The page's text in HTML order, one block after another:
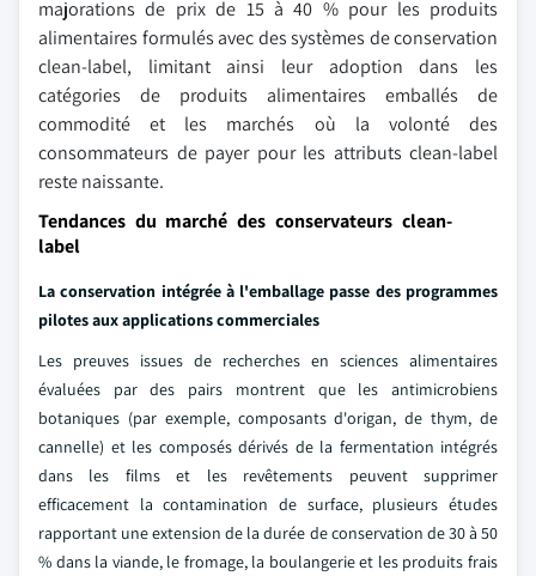
majorations de prix de 15 à 40 % pour les produits
alimentaires formulés avec des systèmes de conservation
clean-label, limitant ainsi leur adoption dans les
catégories de produits alimentaires emballés de
commodité et les marchés où la volonté des
consommateurs de payer pour les attributs clean-label
reste naissante.
Tendances du marché des conservateurs clean-
label
La conservation intégrée à l'emballage passe des programmes
pilotes aux applications commerciales
Les preuves issues de recherches en sciences alimentaires
évaluées par des pairs montrent que les antimicrobiens
botaniques (par exemple, composants d'origan, de thym, de
cannelle) et les composés dérivés de la fermentation intégrés
dans les films et les revêtements peuvent supprimer
efficacement la contamination de surface, plusieurs études
rapportant une extension de la durée de conservation de 30 à 50
% dans la viande, le fromage, la boulangerie et les produits frais